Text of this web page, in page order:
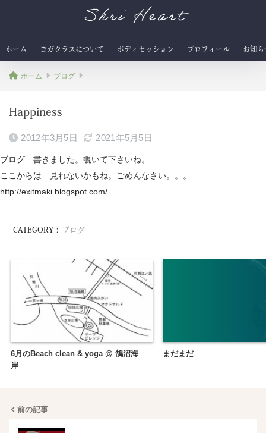
Shri Heart
ホーム ヨガクラスについて ボディセッション プロフィール お知
ホーム ブログ
Happiness
2012年3月5日 2021年5月5日
ブログ 書きました。覗いて下さいね。
ここからは 見れないかもね。ごめんなさい。。。
http://exitmaki.blogspot.com/
CATEGORY : ブログ
6月のBeach clean & yoga @ 鵠沼海
岸
まだまだ
前の記事